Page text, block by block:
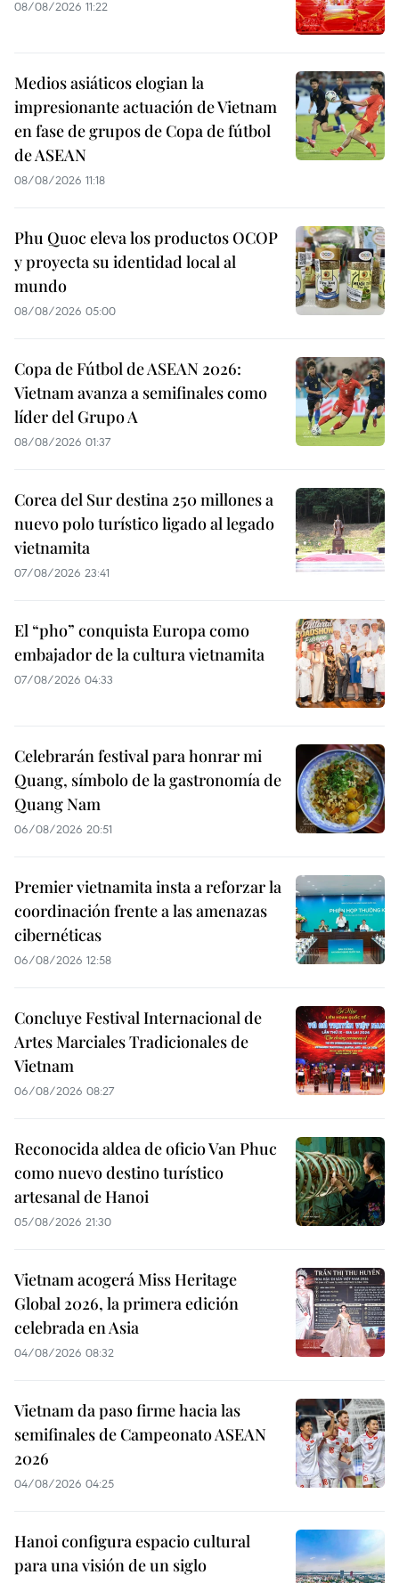
08/08/2026 11:22
Medios asiáticos elogian la
impresionante actuación de Vietnam
en fase de grupos de Copa de fútbol
de ASEAN
08/08/2026 11:18
Phu Quoc eleva los productos OCOP
y proyecta su identidad local al
mundo
08/08/2026 05:00
Copa de Fútbol de ASEAN 2026:
Vietnam avanza a semifinales como
líder del Grupo A
08/08/2026 01:37
Corea del Sur destina 250 millones a
nuevo polo turístico ligado al legado
vietnamita
07/08/2026 23:41
El “pho” conquista Europa como
embajador de la cultura vietnamita
07/08/2026 04:33
Celebrarán festival para honrar mi
Quang, símbolo de la gastronomía de
Quang Nam
06/08/2026 20:51
Premier vietnamita insta a reforzar la
coordinación frente a las amenazas
cibernéticas
06/08/2026 12:58
Concluye Festival Internacional de
Artes Marciales Tradicionales de
Vietnam
06/08/2026 08:27
Reconocida aldea de oficio Van Phuc
como nuevo destino turístico
artesanal de Hanoi
05/08/2026 21:30
Vietnam acogerá Miss Heritage
Global 2026, la primera edición
celebrada en Asia
04/08/2026 08:32
Vietnam da paso firme hacia las
semifinales de Campeonato ASEAN
2026
04/08/2026 04:25
Hanoi configura espacio cultural
para una visión de un siglo